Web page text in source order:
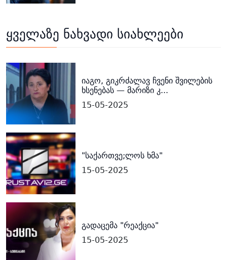
ყველაზე ნახვადი სიახლეები
იაგო, გიკრძალავ ჩვენი შვილების
ხსენებას — მარიზი კ...
15-05-2025
"საქართვე;ლოს ხმა"
15-05-2025
გადაცემა "რეაქცია"
15-05-2025